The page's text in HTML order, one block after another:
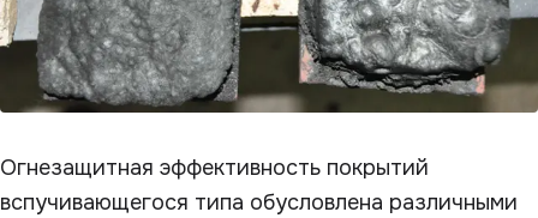
Огнезащитная эффективность покрытий
вспучивающегося типа обусловлена различными